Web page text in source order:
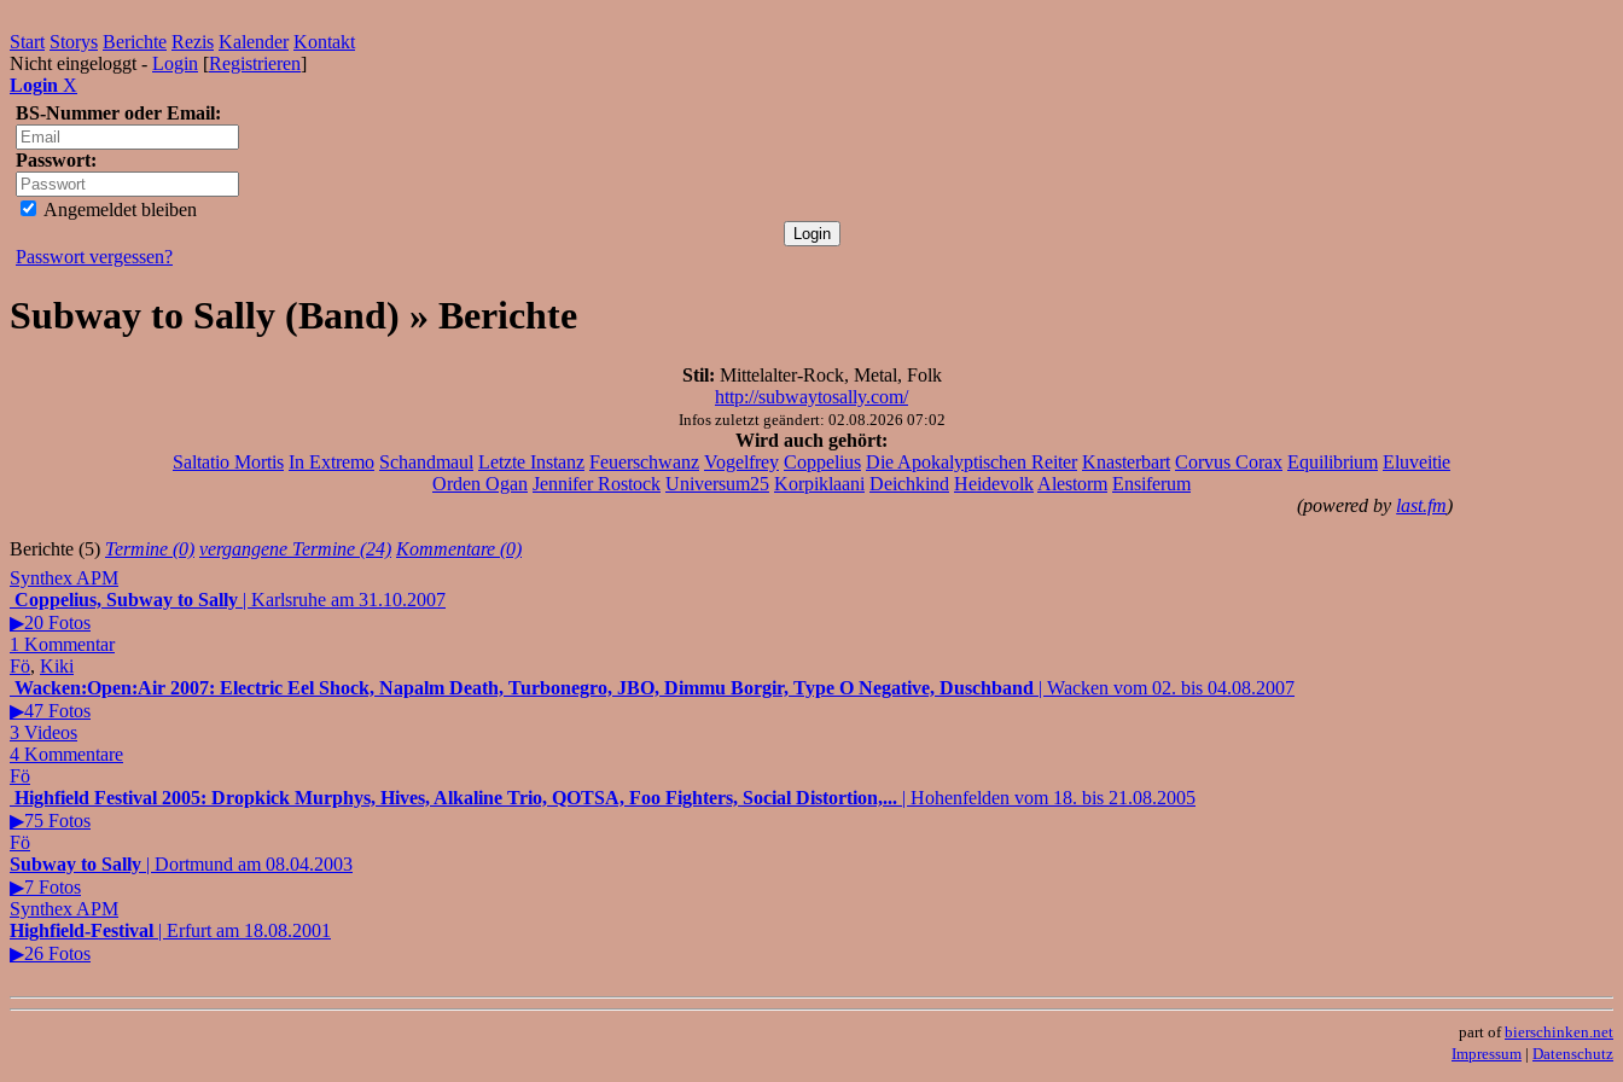
Start Storys Berichte Rezis Kalender Kontakt
Nicht eingeloggt - Login [Registrieren]
Login X
BS-Nummer oder Email:
Passwort:
Angemeldet bleiben
Passwort vergessen?
Subway to Sally (Band) » Berichte
Stil: Mittelalter-Rock, Metal, Folk
http://subwaytosally.com/
Infos zuletzt geändert: 02.08.2026 07:02
Wird auch gehört:
Saltatio Mortis In Extremo Schandmaul Letzte Instanz Feuerschwanz Vogelfrey Coppelius Die Apokalyptischen Reiter Knasterbart Corvus Corax Equilibrium Eluveitie
Orden Ogan Jennifer Rostock Universum25 Korpiklaani Deichkind Heidevolk Alestorm Ensiferum
(powered by last.fm)
Berichte (5) Termine (0) vergangene Termine (24) Kommentare (0)
Synthex APM
Coppelius, Subway to Sally | Karlsruhe am 31.10.2007
▶20 Fotos
1 Kommentar
Fö, Kiki
Wacken:Open:Air 2007: Electric Eel Shock, Napalm Death, Turbonegro, JBO, Dimmu Borgir, Type O Negative, Duschband | Wacken vom 02. bis 04.08.2007
▶47 Fotos
3 Videos
4 Kommentare
Fö
Highfield Festival 2005: Dropkick Murphys, Hives, Alkaline Trio, QOTSA, Foo Fighters, Social Distortion,... | Hohenfelden vom 18. bis 21.08.2005
▶75 Fotos
Fö
Subway to Sally | Dortmund am 08.04.2003
▶7 Fotos
Synthex APM
Highfield-Festival | Erfurt am 18.08.2001
▶26 Fotos
part ofbierschinken.net
Impressum | Datenschutz